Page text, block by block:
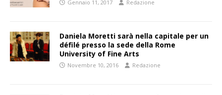
Gennaio 11, 2017 Redazione
Daniela Moretti sarà nella capitale per un
défilé presso la sede della Rome
University of Fine Arts
Novembre 10, 2016 Redazione